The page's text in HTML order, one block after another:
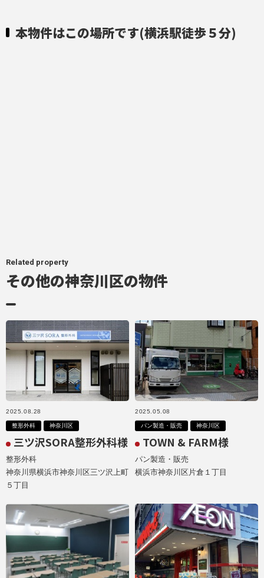
本物件はこの場所です(横浜駅徒歩５分)
Related property
その他の神奈川区の物件
2025.08.28
整形外科 神奈川区
三ツ沢SORA整形外科様
整形外科
神奈川県横浜市神奈川区三ツ沢上町
５丁目
2025.05.08
パン製造・販売 神奈川区
TOWN & FARM様
パン製造・販売
横浜市神奈川区片倉１丁目